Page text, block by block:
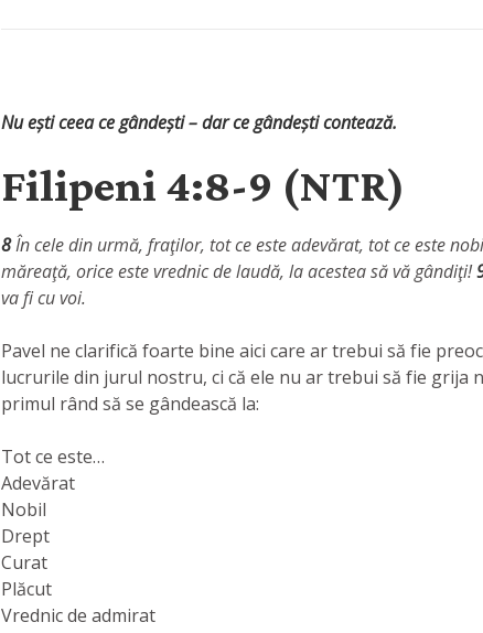
Nu ești ceea ce gândești – dar ce gândești contează.
Filipeni 4:8-9 (NTR)
8În cele din urmă, fraţilor, tot ce este adevărat, tot ce este
măreaţă, orice este vrednic de laudă, la acestea să vă gândiţi!
va fi cu voi.
Pavel ne clarifică foarte bine aici care ar trebui să fie
lucrurile din jurul nostru, ci că ele nu ar trebui să fie grija
primul rând să se gândească la:
Tot ce este…
Adevărat
Nobil
Drept
Curat
Plăcut
Vrednic de admirat